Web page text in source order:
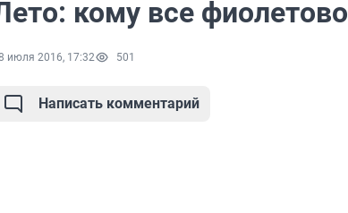
кому все фиолетово
июля 2016, 17:32 501
Написать комментарий